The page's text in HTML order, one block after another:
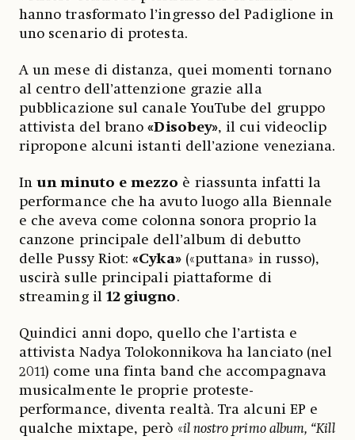
hanno trasformato l’ingresso del Padiglione in
uno scenario di protesta.
A un mese di distanza, quei momenti tornano
al centro dell’attenzione grazie alla
pubblicazione sul canale YouTube del gruppo
attivista del brano«Disobey», il cui videoclip
ripropone alcuni istanti dell’azione veneziana.
Inun minuto e mezzo è riassunta infatti la
performance che ha avuto luogo alla Biennale
e che aveva come colonna sonora proprio la
canzone principale dell’album di debutto
delle Pussy Riot:«Cyka»(«puttana» in russo),
uscirà sulle principali piattaforme di
streaming il12 giugno.
Quindici anni dopo, quello che l’artista e
attivista Nadya Tolokonnikova ha lanciato (nel
2011) come una finta band che accompagnava
musicalmente le proprie proteste-
performance, diventa realtà. Tra alcuni EP e
qualche mixtape, però «il nostro primo album, “Kill